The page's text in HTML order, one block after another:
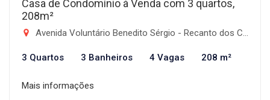
Casa de Condomínio à Venda com 3 quartos,
208m²
Avenida Voluntário Benedito Sérgio - Recanto dos Coqueirais, Taubaté-SP
3 Quartos 3 Banheiros 4 Vagas 208 m²
Mais informações